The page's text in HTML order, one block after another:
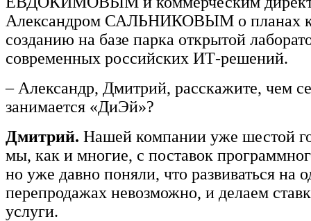
Александром САЛЬНИКОВЫМ о планах
созданию на базе парка открытой
современных российских ИТ-решений.
– Александр, Дмитрий, расскажите, чем
занимается «ДиЭй»?
Дмитрий. Нашей компании уже шестой
мы, как и многие, с поставок
но уже давно поняли, что развиваться на
перепродажах невозможно, и делаем
услуги.